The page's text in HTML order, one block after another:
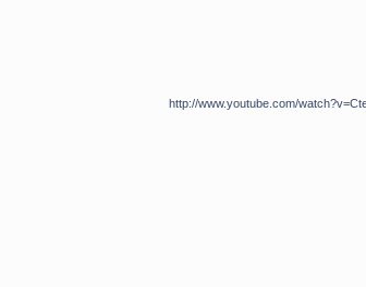
http://www.youtube.com/watch?v=CteAqZgoWWs